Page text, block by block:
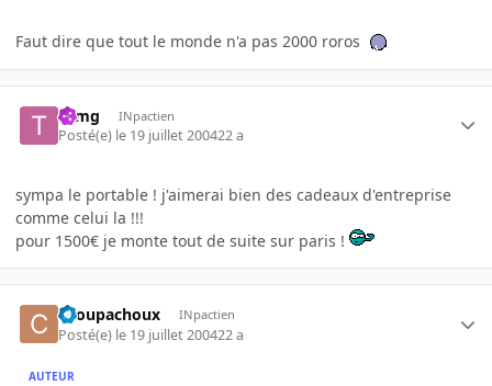
Faut dire que tout le monde n'a pas 2000 roros
tomg INpactien
Posté(e) le 19 juillet 200422 a
sympa le portable ! j'aimerai bien des cadeaux d'entreprise
comme celui la !!!
pour 1500€ je monte tout de suite sur paris !
choupachoux INpactien
Posté(e) le 19 juillet 200422 a
AUTEUR